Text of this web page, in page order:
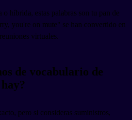
o híbrida, estas palabras son tu pan de
you're on mute" se han convertido en
virtuales.
de vocabulario de
pero si consideras suministros,